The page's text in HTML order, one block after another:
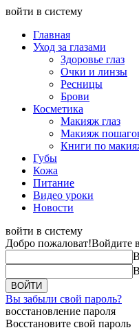
войти в систему
Главная
Уход за глазами
Здоровье глаз
Очки и линзы
Ресницы
Брови
Косметика
Макияж глаз
Макияж
Книги по
Губы
Кожа
Питание
Видео уроки
Новости
войти в систему
Добро пожаловат!Войдите
Вы забыли свой пароль?
восстановление пароля
Восстановите свой пароль